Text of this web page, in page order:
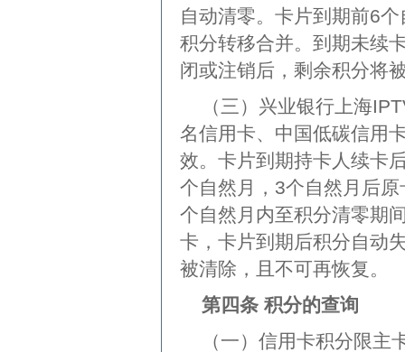
自动清零。卡片到期前6
积分转移合并。到期未续
闭或注销后，剩余积分将
（三）兴业银行上海
名信用卡、中国低碳信用
效。卡片到期持卡人续卡
个自然月，3个自然月后
个自然月内至积分清零期
卡，卡片到期后积分自动
被清除，且不可再恢复。
第四条 积分的查询
（一）信用卡积分限主